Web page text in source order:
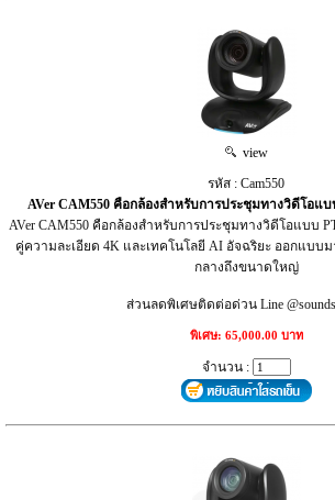
view
รหัส : Cam550
AVer CAM550 คือกล้องสำหรับการประชุมทางวิดีโอแบ
AVer CAM550 คือกล้องสำหรับการประชุมทางวิดีโอแบบ
คู่ความละเอียด 4K และเทคโนโลยี AI อัจฉริยะ ออกแบบ
กลางถึงขนาดใหญ่
ส่วนลดพิเศษติดต่อด่วน Line
พิเศษ: 65,000.00 บาท
จำนวน :